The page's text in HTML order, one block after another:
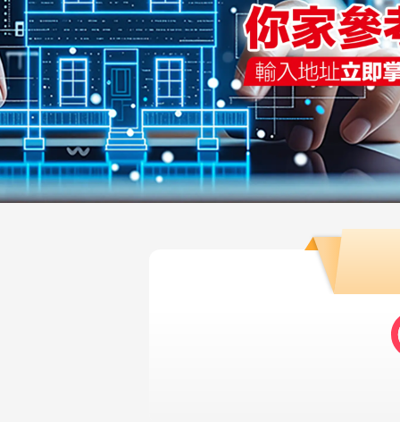
億品豪邸
降價屋
買屋主題推薦
買屋需求留言
買屋6招快上
買屋試算